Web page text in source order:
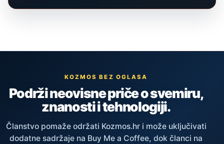
KOZMOS BEZ OGLASA
Podrži neovisne priče o svemiru,
znanosti i tehnologiji.
Članstvo pomaže održati Kozmos.hr i može uključivati
dodatne sadržaje na Buy Me a Coffee, dok članci na